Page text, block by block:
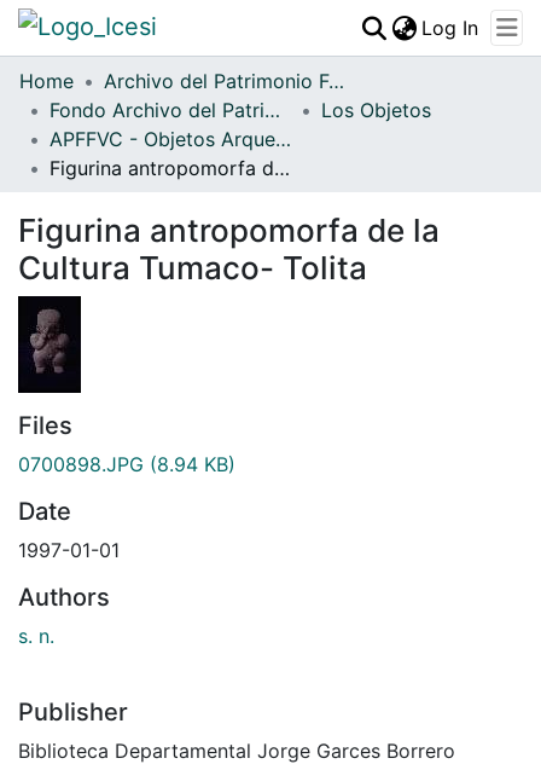
Communities & Collections
All of DSpace
Log In
Home
Archivo del Patrimonio Fotográfico y Fílmico del Valle del Cauca
Fondo Archivo del Patrimonio Fotográfico y Fílmico del Valle del Cauca
Los Objetos
APFFVC - Objetos Arqueológico - Patrimonial
Figurina antropomorfa de la Cultura Tumaco- Tolita
Figurina antropomorfa de la
Cultura Tumaco- Tolita
Files
0700898.JPG (8.94 KB)
Date
1997-01-01
Authors
s. n.
Publisher
Biblioteca Departamental Jorge Garces Borrero